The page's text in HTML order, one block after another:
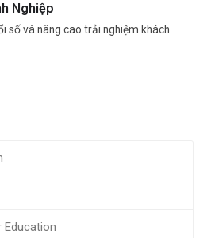
Nghiệp
số và nâng cao trải nghiệm khách